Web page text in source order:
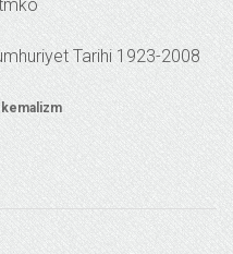
Tarihi 1923-2008
kemalizm